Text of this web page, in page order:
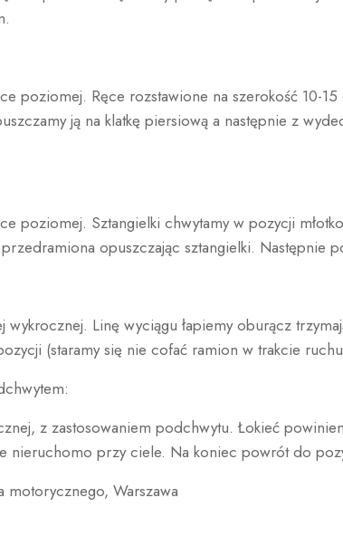
poziomej. Ręce rozstawione na szerokość 10-
ją na klatkę piersiową a następnie z
poziomej. Sztangielki chwytamy w pozycji
opuszczając sztangielki. Następnie
Linę wyciągu łapiemy oburącz
(staramy się nie cofać ramion w trakcie
z zastosowaniem podchwytu. Łokieć
nieruchomo przy ciele. Na koniec powrót do
Warszawa